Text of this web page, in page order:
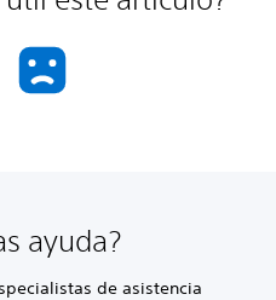
ayuda?
de asistencia